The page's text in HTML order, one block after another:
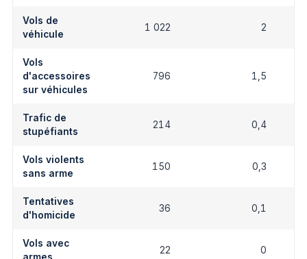
Vols de
véhicule
1 022 2
Vols
d'accessoires
sur véhicules
796 1,5
Trafic de
stupéfiants
214 0,4
Vols violents
sans arme
150 0,3
Tentatives
d'homicide
36 0,1
Vols avec
22 0